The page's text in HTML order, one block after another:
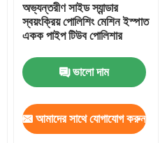
অভ্যন্তরীণ সাইড স্যান্ডার
স্বয়ংক্রিয় পোলিশিং মেশিন ইস্পাত
একক পাইপ টিউব পোলিশার
ভালো দাম
আমাদের সাথে যোগাযোগ করুন